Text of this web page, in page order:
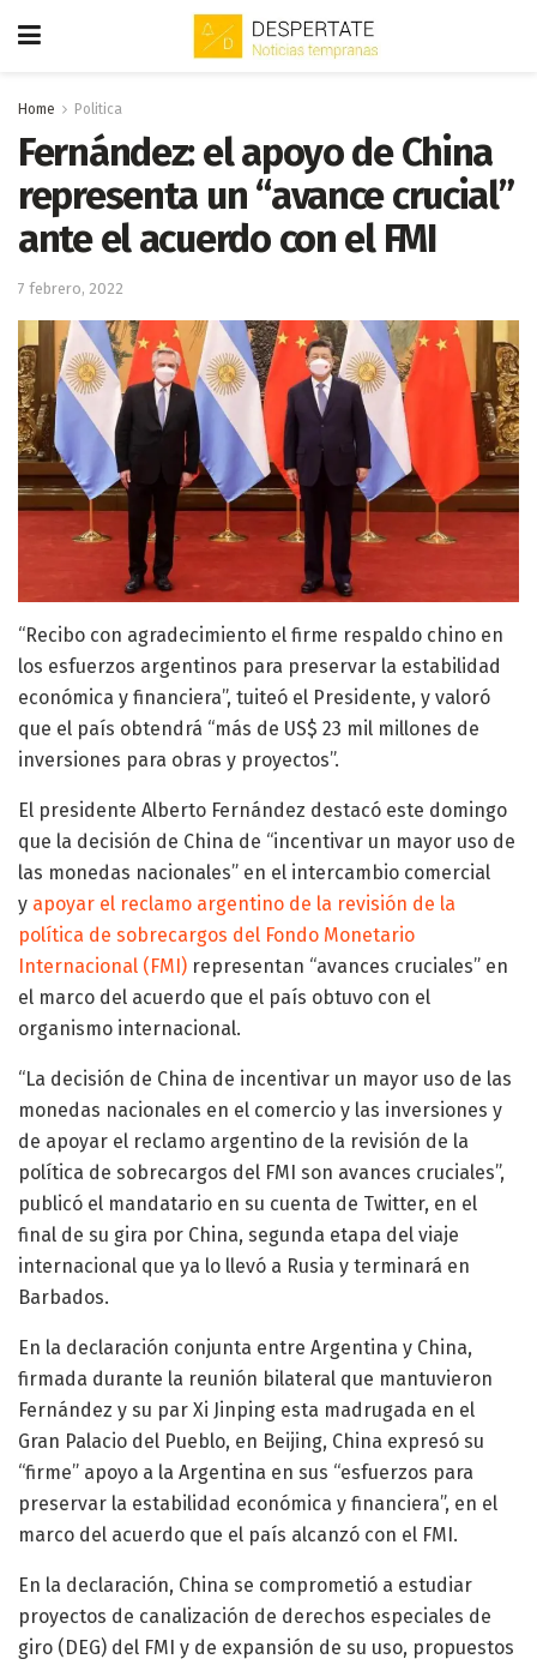
Home Politica
Fernández: el apoyo de China
representa un “avance crucial”
ante el acuerdo con el FMI
7 febrero, 2022
“Recibo con agradecimiento el firme respaldo chino en
los esfuerzos argentinos para preservar la estabilidad
económica y financiera”, tuiteó el Presidente, y valoró
que el país obtendrá “más de US$ 23 mil millones de
inversiones para obras y proyectos”.
El presidente Alberto Fernández destacó este domingo
que la decisión de China de “incentivar un mayor uso de
las monedas nacionales” en el intercambio comercial
y apoyar el reclamo argentino de la revisión de la
política de sobrecargos del Fondo Monetario
Internacional (FMI) representan “avances cruciales” en
el marco del acuerdo que el país obtuvo con el
organismo internacional.
“La decisión de China de incentivar un mayor uso de las
monedas nacionales en el comercio y las inversiones y
de apoyar el reclamo argentino de la revisión de la
política de sobrecargos del FMI son avances cruciales”,
publicó el mandatario en su cuenta de Twitter, en el
final de su gira por China, segunda etapa del viaje
internacional que ya lo llevó a Rusia y terminará en
Barbados.
En la declaración conjunta entre Argentina y China,
firmada durante la reunión bilateral que mantuvieron
Fernández y su par Xi Jinping esta madrugada en el
Gran Palacio del Pueblo, en Beijing, China expresó su
“firme” apoyo a la Argentina en sus “esfuerzos para
preservar la estabilidad económica y financiera”, en el
marco del acuerdo que el país alcanzó con el FMI.
En la declaración, China se comprometió a estudiar
proyectos de canalización de derechos especiales de
giro (DEG) del FMI y de expansión de su uso, propuestos